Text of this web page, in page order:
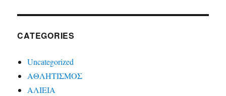
CATEGORIES
Uncategorized
ΑΘΛΗΤΙΣΜΟΣ
ΑΛΙΕΙΑ